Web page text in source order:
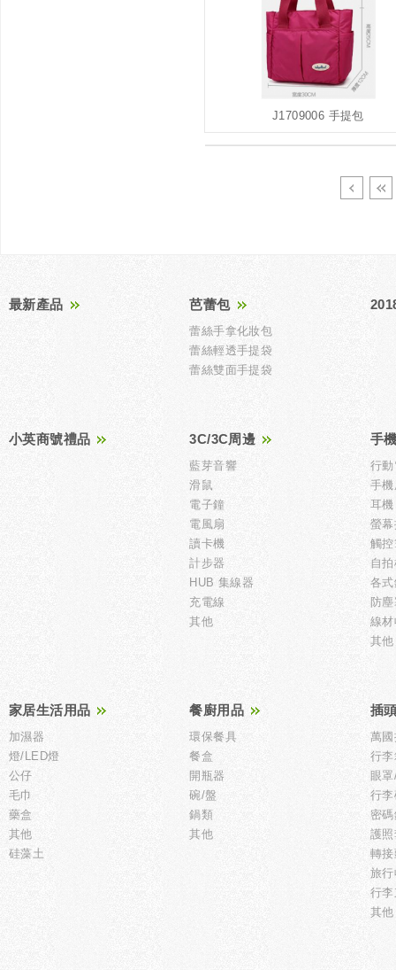
J1709006 手提包
最新產品 芭蕾包
蕾絲手拿化妝包
蕾絲輕透手提袋
蕾絲雙面手提袋
小英商號禮品 3C/3C周邊
藍芽音響
滑鼠
電子鐘
電風扇
讀卡機
計步器
HUB 集線器
充電線
其他
手
行
手
耳機
螢
觸
自
各
防
線
其他
家居生活用品
加濕器
燈/LED燈
公仔
毛巾
藥盒
其他
硅藻土
餐廚用品
環保餐具
餐盒
開瓶器
碗/盤
鍋類
其他
插
萬
行
眼
行
密
護
轉
旅
行
其他